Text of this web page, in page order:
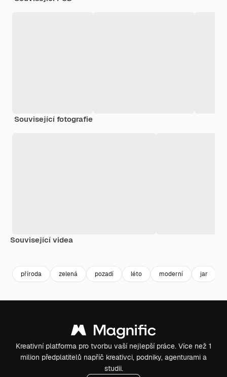
Související fotografie
Související videa
příroda zelená pozadí léto moderní jar
Kreativní platforma pro tvorbu vaší nejlepší práce. Více než 1
milion předplatitelů napříč kreativci, podniky, agenturami a
studii.